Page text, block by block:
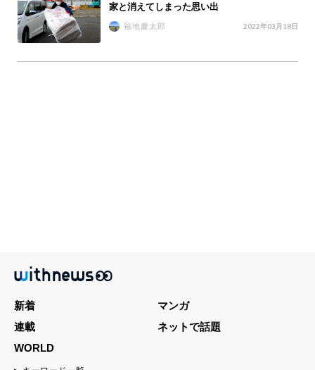
家と消えてしまった思い出
福地慶太郎 2022年03月18日
新着
マンガ
連載
ネットで話題
WORLD